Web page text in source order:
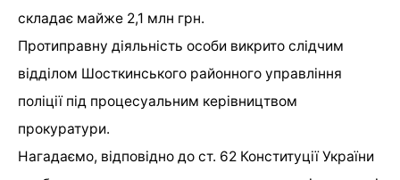
складає майже 2,1 млн грн.
Протиправну діяльність особи викрито слідчим
відділом Шосткинського районного управління
поліції під процесуальним керівництвом
прокуратури.
Нагадаємо, відповідно до ст. 62 Конституції України